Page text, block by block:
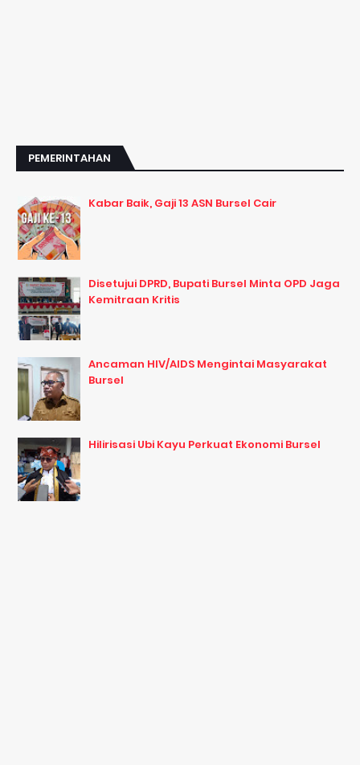
PEMERINTAHAN
Kabar Baik, Gaji 13 ASN Bursel Cair
Disetujui DPRD, Bupati Bursel Minta OPD Jaga
Kemitraan Kritis
Ancaman HIV/AIDS Mengintai Masyarakat
Bursel
Hilirisasi Ubi Kayu Perkuat Ekonomi Bursel